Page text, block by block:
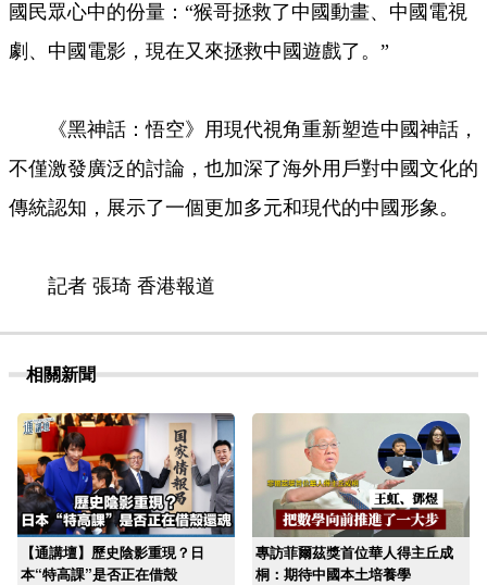
國民眾心中的份量：“猴哥拯救了中國動畫、中國電視
劇、中國電影，現在又來拯救中國遊戲了。”
《黑神話：悟空》用現代視角重新塑造中國神話，
不僅激發廣泛的討論，也加深了海外用戶對中國文化的
傳統認知，展示了一個更加多元和現代的中國形象。
記者 張琦 香港報道
相關新聞
【通講壇】歷史陰影重現？日
本“特高課”是否正在借殼
專訪菲爾茲獎首位華人得主丘成
桐：期待中國本土培養學